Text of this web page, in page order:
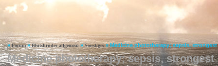
»Forum»Blutsbrüder allgemein»Sonstiges»Medicine phototherapy; sepsis, strongest
Medicine phototherapy; sepsis, strongest